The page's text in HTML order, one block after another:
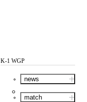
K-1 WGP
news
match